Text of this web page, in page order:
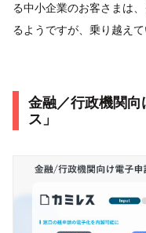
る中小企業のお客さまは
るようですが、乗り越え
金融／行政機関
ス」